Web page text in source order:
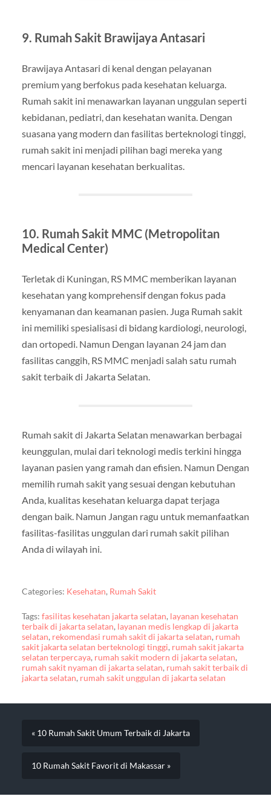
9. Rumah Sakit Brawijaya Antasari
Brawijaya Antasari di kenal dengan pelayanan
premium yang berfokus pada kesehatan keluarga.
Rumah sakit ini menawarkan layanan unggulan seperti
kebidanan, pediatri, dan kesehatan wanita. Dengan
suasana yang modern dan fasilitas berteknologi tinggi,
rumah sakit ini menjadi pilihan bagi mereka yang
mencari layanan kesehatan berkualitas.
10. Rumah Sakit MMC (Metropolitan
Medical Center)
Terletak di Kuningan, RS MMC memberikan layanan
kesehatan yang komprehensif dengan fokus pada
kenyamanan dan keamanan pasien. Juga Rumah sakit
ini memiliki spesialisasi di bidang kardiologi, neurologi,
dan ortopedi. Namun Dengan layanan 24 jam dan
fasilitas canggih, RS MMC menjadi salah satu rumah
sakit terbaik di Jakarta Selatan.
Rumah sakit di Jakarta Selatan menawarkan berbagai
keunggulan, mulai dari teknologi medis terkini hingga
layanan pasien yang ramah dan efisien. Namun Dengan
memilih rumah sakit yang sesuai dengan kebutuhan
Anda, kualitas kesehatan keluarga dapat terjaga
dengan baik. Namun Jangan ragu untuk memanfaatkan
fasilitas-fasilitas unggulan dari rumah sakit pilihan
Anda di wilayah ini.
Categories: Kesehatan, Rumah Sakit
Tags: fasilitas kesehatan jakarta selatan, layanan kesehatan
terbaik di jakarta selatan, layanan medis lengkap di jakarta
selatan, rekomendasi rumah sakit di jakarta selatan, rumah
sakit jakarta selatan berteknologi tinggi, rumah sakit jakarta
selatan terpercaya, rumah sakit modern di jakarta selatan,
rumah sakit nyaman di jakarta selatan, rumah sakit terbaik di
jakarta selatan, rumah sakit unggulan di jakarta selatan
« 10 Rumah Sakit Umum Terbaik di Jakarta
10 Rumah Sakit Favorit di Makassar »